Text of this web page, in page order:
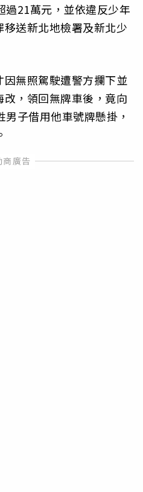
過21萬元，並依違反少年
送新北地檢署及新北少
無照駕駛遭警方攔下並
，領回無牌車後，竟向
子借用他車號牌懸掛，